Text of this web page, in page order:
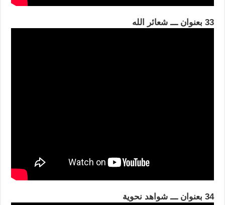
33 بعنوان ـــ شعائر الله
34 بعنوان ـــ شواهد نحوية